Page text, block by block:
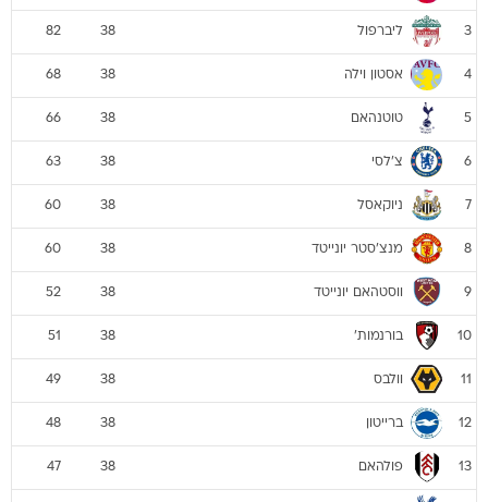
3 ליברפול 38
82
4 אסטון וילה 38
68
5 טוטנהאם 38
66
6 צ'לסי 38
63
7 ניוקאסל 38
60
8 מנצ'סטר יונייטד 38
60
9 ווסטהאם יונייטד 38
52
10 בורנמות' 38
51
11 וולבס 38
49
12 ברייטון 38
48
13 פולהאם 38
47